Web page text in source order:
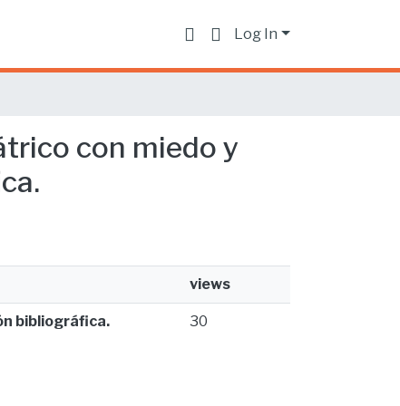
Log In
con miedo y
views
bibliográfica. 30